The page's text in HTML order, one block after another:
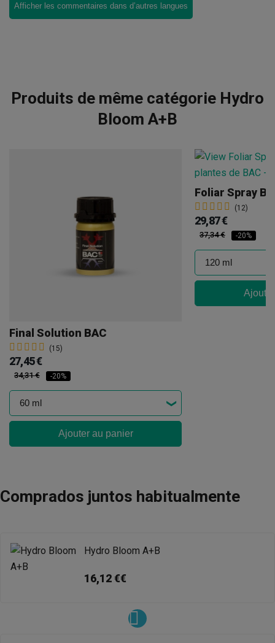
Afficher les commentaires dans d’autres langues
Produits de même catégorie Hydro
Bloom A+B
Final Solution BAC
(15)
27,45 €
34,31 € -20%
Ajouter au panier
Foliar Spray
(12)
29,87 €
37,34 € -20%
Comprados juntos habitualmente
Hydro Bloom A+B
16,12 €€